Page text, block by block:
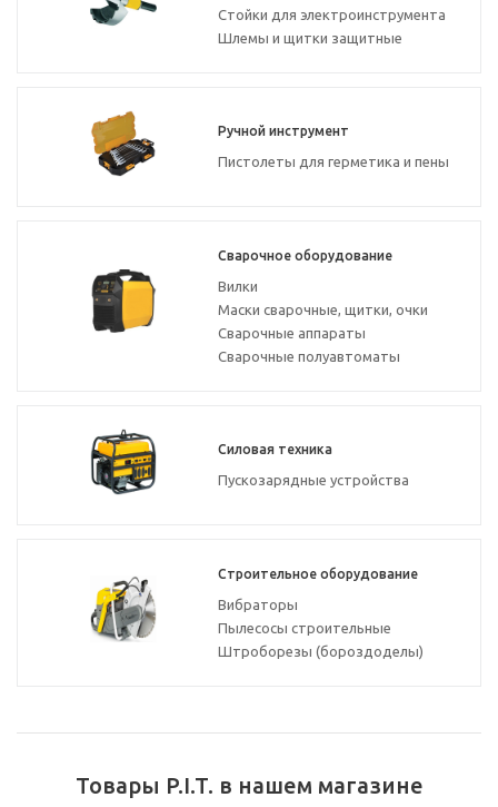
Стойки для электроинструмента
Шлемы и щитки защитные
Ручной инструмент
Пистолеты для герметика и пены
Сварочное оборудование
Вилки
Маски сварочные, щитки, очки
Сварочные аппараты
Сварочные полуавтоматы
Силовая техника
Пускозарядные устройства
Строительное оборудование
Вибраторы
Пылесосы строительные
Штроборезы (бороздоделы)
Товары P.I.T. в нашем магазине